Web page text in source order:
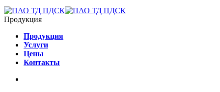
Продукция
Продукция
Услуги
Цены
Контакты